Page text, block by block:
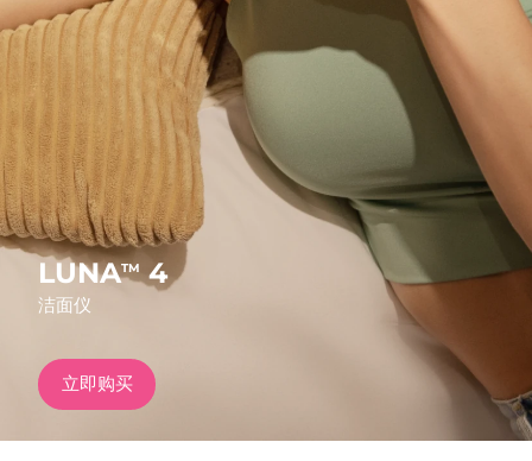
LUNATM4
洁面仪
立即购买
FAQ™ Dual LED Panel
热门产品
特别优惠
红光疗法
美国 预计送达日期 8/10/26
英国 预计送达日期8/9/26
西班牙 8/9/26
澳大利亚 预计送达日期 8/12/26
法国 预计送达日期
德国 预计送达日期
加拿大 预计送达日期 8/13/26